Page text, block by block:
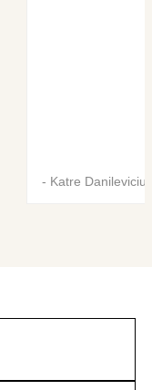
- Katre Danilevicius